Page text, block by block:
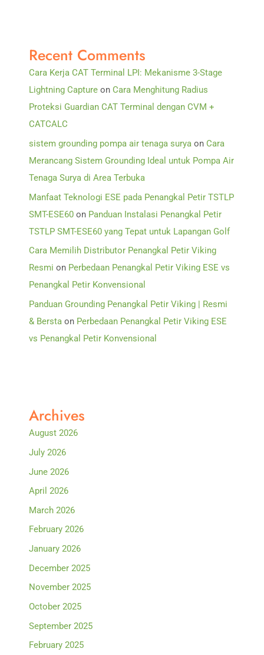
Recent Comments
Cara Kerja CAT Terminal LPI: Mekanisme 3-Stage
Lightning Capture on Cara Menghitung Radius
Proteksi Guardian CAT Terminal dengan CVM +
CATCALC
sistem grounding pompa air tenaga surya on Cara
Merancang Sistem Grounding Ideal untuk Pompa Air
Tenaga Surya di Area Terbuka
Manfaat Teknologi ESE pada Penangkal Petir TSTLP
SMT-ESE60 on Panduan Instalasi Penangkal Petir
TSTLP SMT-ESE60 yang Tepat untuk Lapangan Golf
Cara Memilih Distributor Penangkal Petir Viking
Resmi on Perbedaan Penangkal Petir Viking ESE vs
Penangkal Petir Konvensional
Panduan Grounding Penangkal Petir Viking | Resmi
& Bersta on Perbedaan Penangkal Petir Viking ESE
vs Penangkal Petir Konvensional
Archives
August 2026
July 2026
June 2026
April 2026
March 2026
February 2026
January 2026
December 2025
November 2025
October 2025
September 2025
February 2025